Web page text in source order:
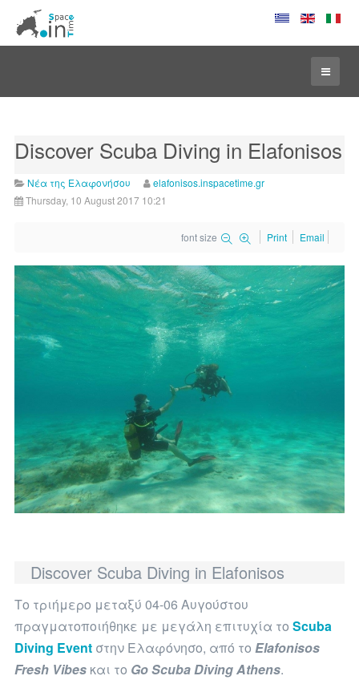
Discover Scuba Diving in Elafonisos
Νέα της Ελαφονήσου
elafonisos.inspacetime.gr
Thursday, 10 August 2017 10:21
font size Print Email
Discover Scuba Diving in Elafonisos
Το τριήμερο μεταξύ 04-06 Αυγούστου
πραγματοποιήθηκε με μεγάλη επιτυχία το Scuba
Diving Event στην Ελαφόνησο, από το Elafonisos
Fresh Vibes και το Go Scuba Diving Athens.